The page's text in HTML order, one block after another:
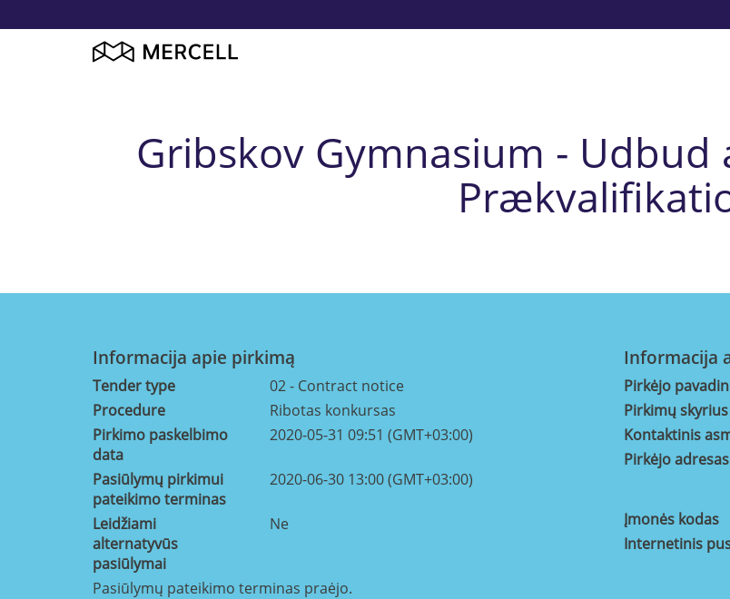
Gribskov Gymnasium - Udbud
Informacija apie pirkimą
Tender type
02 - Contract notice
Procedure
Ribotas konkursas
Pirkimo paskelbimo
data
2020-05-31 09:51 (GMT+03:00)
Pasiūlymų pirkimui
pateikimo terminas
2020-06-30 13:00 (GMT+03:00)
Leidžiami
alternatyvūs
pasiūlymai
Ne
Informacija
Pirkėjo
Pirkimų skyrius
Kontaktinis
Pirkėjo adresas
Įmonės kodas
Internetinis
Pasiūlymų pateikimo terminas praėjo.